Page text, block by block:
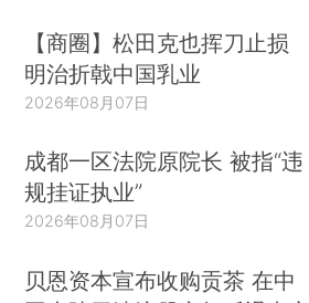
【商圈】松田克也挥刀止损
明治折戟中国乳业
2026年08月07日
成都一区法院原院长 被指“违
规挂证执业”
2026年08月07日
贝恩资本宣布收购贡茶 在中